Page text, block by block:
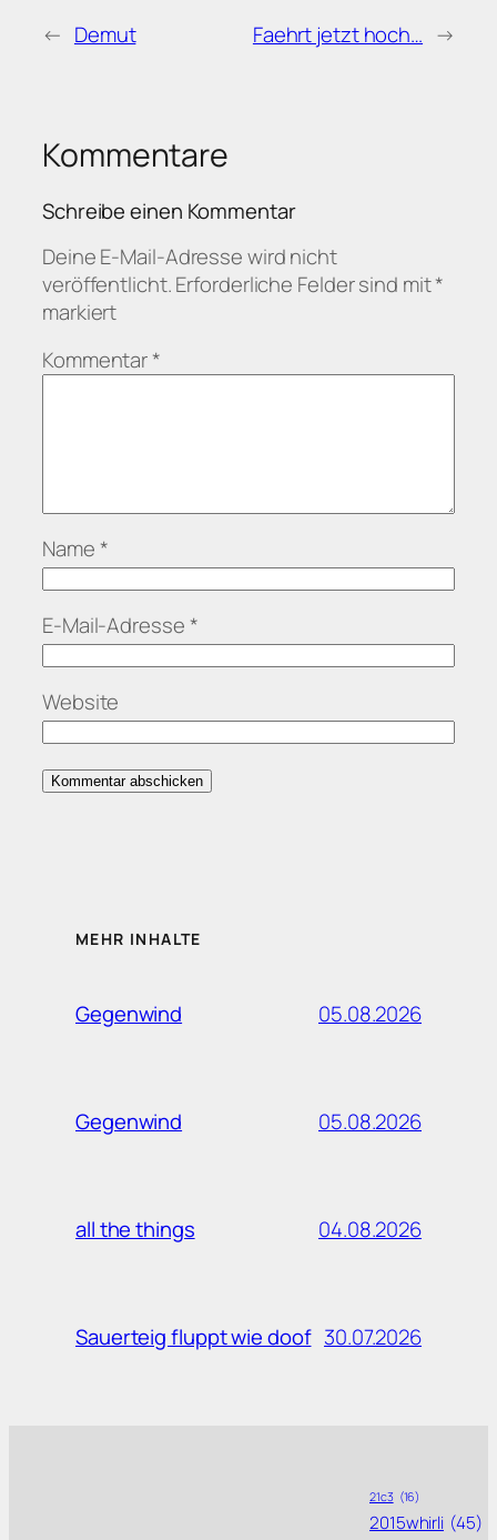
← Demut Faehrt jetzt hoch… →
Kommentare
Schreibe einen Kommentar
Deine E-Mail-Adresse wird nicht
veröffentlicht.Erforderliche Felder sind mit*
markiert
Kommentar*
Name *
E-Mail-Adresse *
Website
MEHR INHALTE
Gegenwind 05.08.2026
Gegenwind 05.08.2026
all the things 04.08.2026
Sauerteig fluppt wie doof 30.07.2026
21c3 (16)
2015whirli (45)